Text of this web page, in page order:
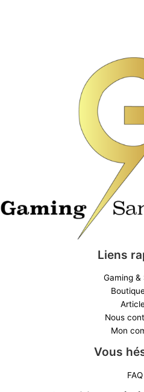
Liens
Gaming &
Nous
Mon
Vous
FAQ